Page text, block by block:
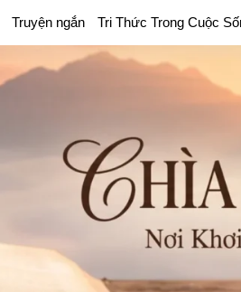
Truyện ngắn Tri Thức Trong Cuộc